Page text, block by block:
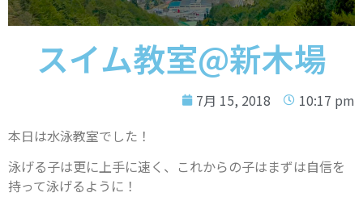
スイム教室@新木場
7月 15, 2018
10:17 pm
本日は水泳教室でした！
泳げる子は更に上手に速く、これからの子はまずは自信を
持って泳げるように！